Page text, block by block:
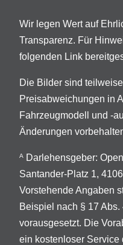
Wir legen Wert auf
Transparenz. Für
folgenden Link
Die Bilder sind
Preisabweichungen in
Fahrzeugmodell und -
Änderungen
A
Darlehensgeber:
Santander-Platz 1,
Vorstehende Angaben
Beispiel nach § 17
vorausgesetzt. Die
ein kostenloser Service